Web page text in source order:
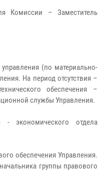
Комиссии – Заместитель
(по материально-
На период отсутствия –
обеспечения –
службы Управления.
- экономического отдела
обеспечения Управления.
группы правового